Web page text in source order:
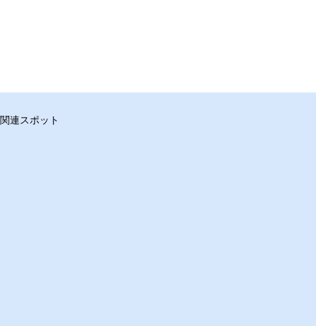
関連スポット